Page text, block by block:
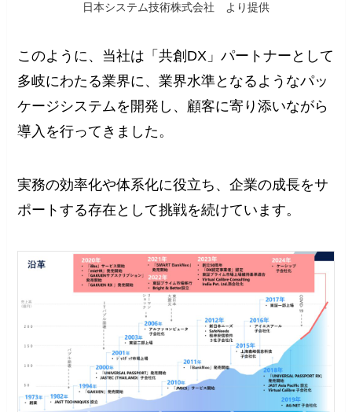
日本システム技術株式会社 より提供
このように、当社は「共創DX」パートナーとして
多岐にわたる業界に、業界水準となるようなパッ
ケージシステムを開発し、顧客に寄り添いながら
導入を行ってきました。
実務の効率化や体系化に役立ち、企業の成長をサ
ポートする存在として挑戦を続けています。